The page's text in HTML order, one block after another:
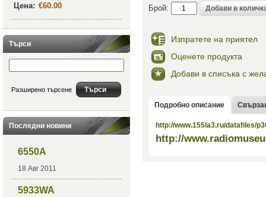
Цена: €60.00
Търси
Разширено търсене
Последни новини
6550A
18 Авг 2011
5933WA
Брой:
Изпратете на приятел
Оценете продукта
Добави в списъка с
Подробно описание
http://www.155la3.ru/datafiles/
http://